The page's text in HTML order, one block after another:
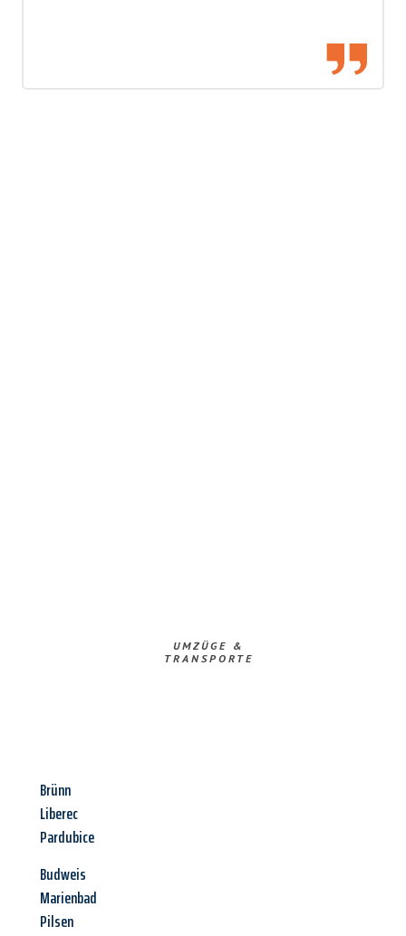
UMZÜGE &
TRANSPORTE
Brünn
Liberec
Pardubice
Budweis
Marienbad
Pilsen